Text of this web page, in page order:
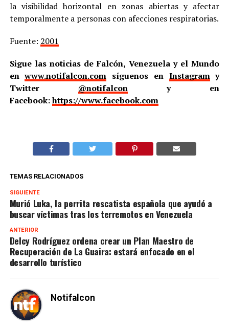
la visibilidad horizontal en zonas abiertas y afectar
temporalmente a personas con afecciones respiratorias.
Fuente: 2001
Sigue las noticias de Falcón, Venezuela y el Mundo
enwww.notifalcon.com síguenos en Instagramy
Twitter @notifalcony en
Facebook:https://www.facebook.com
TEMAS RELACIONADOS
SIGUIENTE
Murió Luka, la perrita rescatista española que ayudó a
buscar víctimas tras los terremotos en Venezuela
ANTERIOR
Delcy Rodríguez ordena crear un Plan Maestro de
Recuperación de La Guaira: estará enfocado en el
desarrollo turístico
Notifalcon